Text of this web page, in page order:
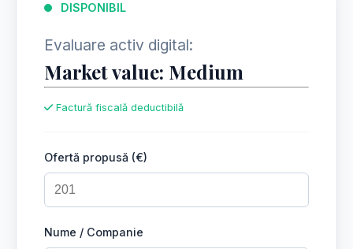
DISPONIBIL
Evaluare activ digital:
Market value: Medium
Factură fiscală deductibilă
Ofertă propusă (€)
Nume / Companie